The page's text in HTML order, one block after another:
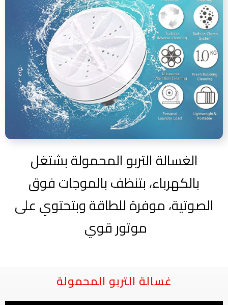
الغسالة التربو المحمولة بشتغل
بالكهرباء، بتنظف بالموجات فوق
الصوتية، موفرة للطاقة وبتحتوي على
موتور قوي
غسالة التربو المحمولة